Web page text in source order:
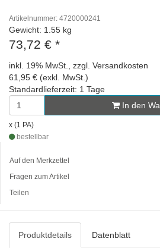
Artikelnummer: 4720000241
Gewicht: 1.55 kg
73,72 € *
inkl. 19% MwSt., zzgl. Versandkosten
61,95 € (exkl. MwSt.)
Standardlieferzeit: 1 Tage
In den
x (1 PA)
bestellbar
Auf den Merkzettel
Fragen zum Artikel
Teilen
Produktdetails Datenblatt